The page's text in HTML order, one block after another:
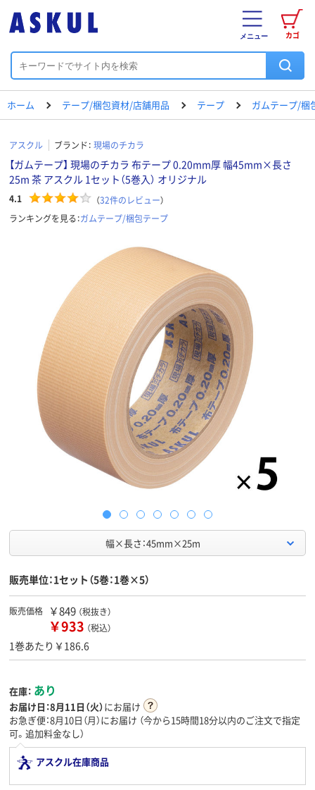
カゴ
メニュー
ホーム テープ/梱包資材/店舗用品 テープ ガムテープ/梱
アスクル ブランド： 現場のチカラ
【ガムテープ】 現場のチカラ 布テープ 0.20mm厚 幅45mm×長さ
25m 茶 アスクル 1セット（5巻入） オリジナル
4.1 （32件のレビュー）
ランキングを見る：ガムテープ/梱包テープ
幅×長さ：45mm×25m
販売単位：1セット（5巻：1巻×5）
販売価格 ￥849 （税抜き）
￥933 （税込）
1巻あたり￥186.6
在庫： あり
お届け日：8月11日（火）にお届け
お急ぎ便：8月10日（月）にお届け （今から15時間18分以内のご注文で指定
可。追加料金なし）
アスクル在庫商品